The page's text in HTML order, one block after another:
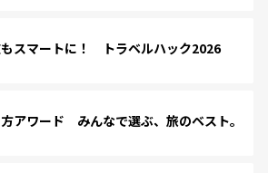
スマートに！ トラベルハック2026
アワード みんなで選ぶ、旅のベスト。